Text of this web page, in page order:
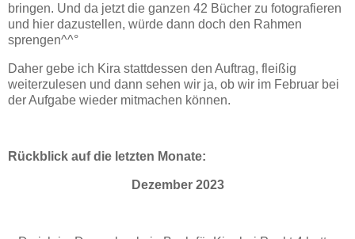
bringen. Und da jetzt die ganzen 42 Bücher zu fotografieren
und hier dazustellen, würde dann doch den Rahmen
sprengen^^°
Daher gebe ich Kira stattdessen den Auftrag, fleißig
weiterzulesen und dann sehen wir ja, ob wir im Februar bei
der Aufgabe wieder mitmachen können.
Rückblick auf die letzten Monate:
Dezember 2023